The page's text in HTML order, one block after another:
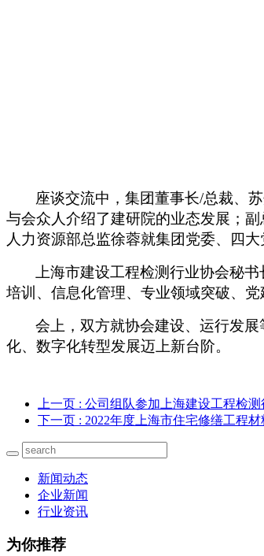
座谈交流中，集团董事长/总裁、
与会众人介绍了建研院的业态发展；
人力资源部总监徐蓉就集团党委、四大
上海市建设工程检测行业协会秘
培训、信息化管理、专业领域突破、党
会上，双方就协会建设、运行发
化、数字化转型发展迈上新台阶。
上一页 : 公司组队参加上海建设工程检
下一页 : 2022年度上海市住宅修缮工程
新闻动态
企业新闻
行业资讯
为你推荐